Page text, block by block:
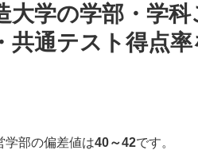
大学の学部・学
共通テスト得点
学部の偏差値は40～42です。